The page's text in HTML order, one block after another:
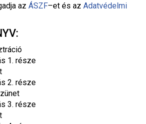
az ÁSZF–et és az Adatvédelmi
1. része
2. része
3. része